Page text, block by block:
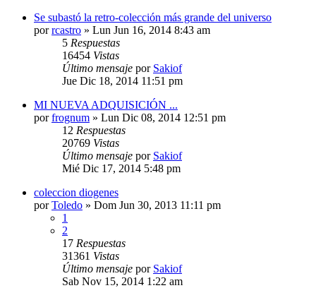
Se subastó la retro-colección más grande del universo
porrcastro » Lun Jun 16, 2014 8:43 am
5 Respuestas
16454 Vistas
Último mensaje por Sakiof
Jue Dic 18, 2014 11:51 pm
MI NUEVA ADQUISICIÓN ...
porfrognum » Lun Dic 08, 2014 12:51 pm
12 Respuestas
20769 Vistas
Último mensaje por Sakiof
Mié Dic 17, 2014 5:48 pm
coleccion diogenes
porToledo » Dom Jun 30, 2013 11:11 pm
1
2
17 Respuestas
31361 Vistas
Último mensaje por Sakiof
Sab Nov 15, 2014 1:22 am